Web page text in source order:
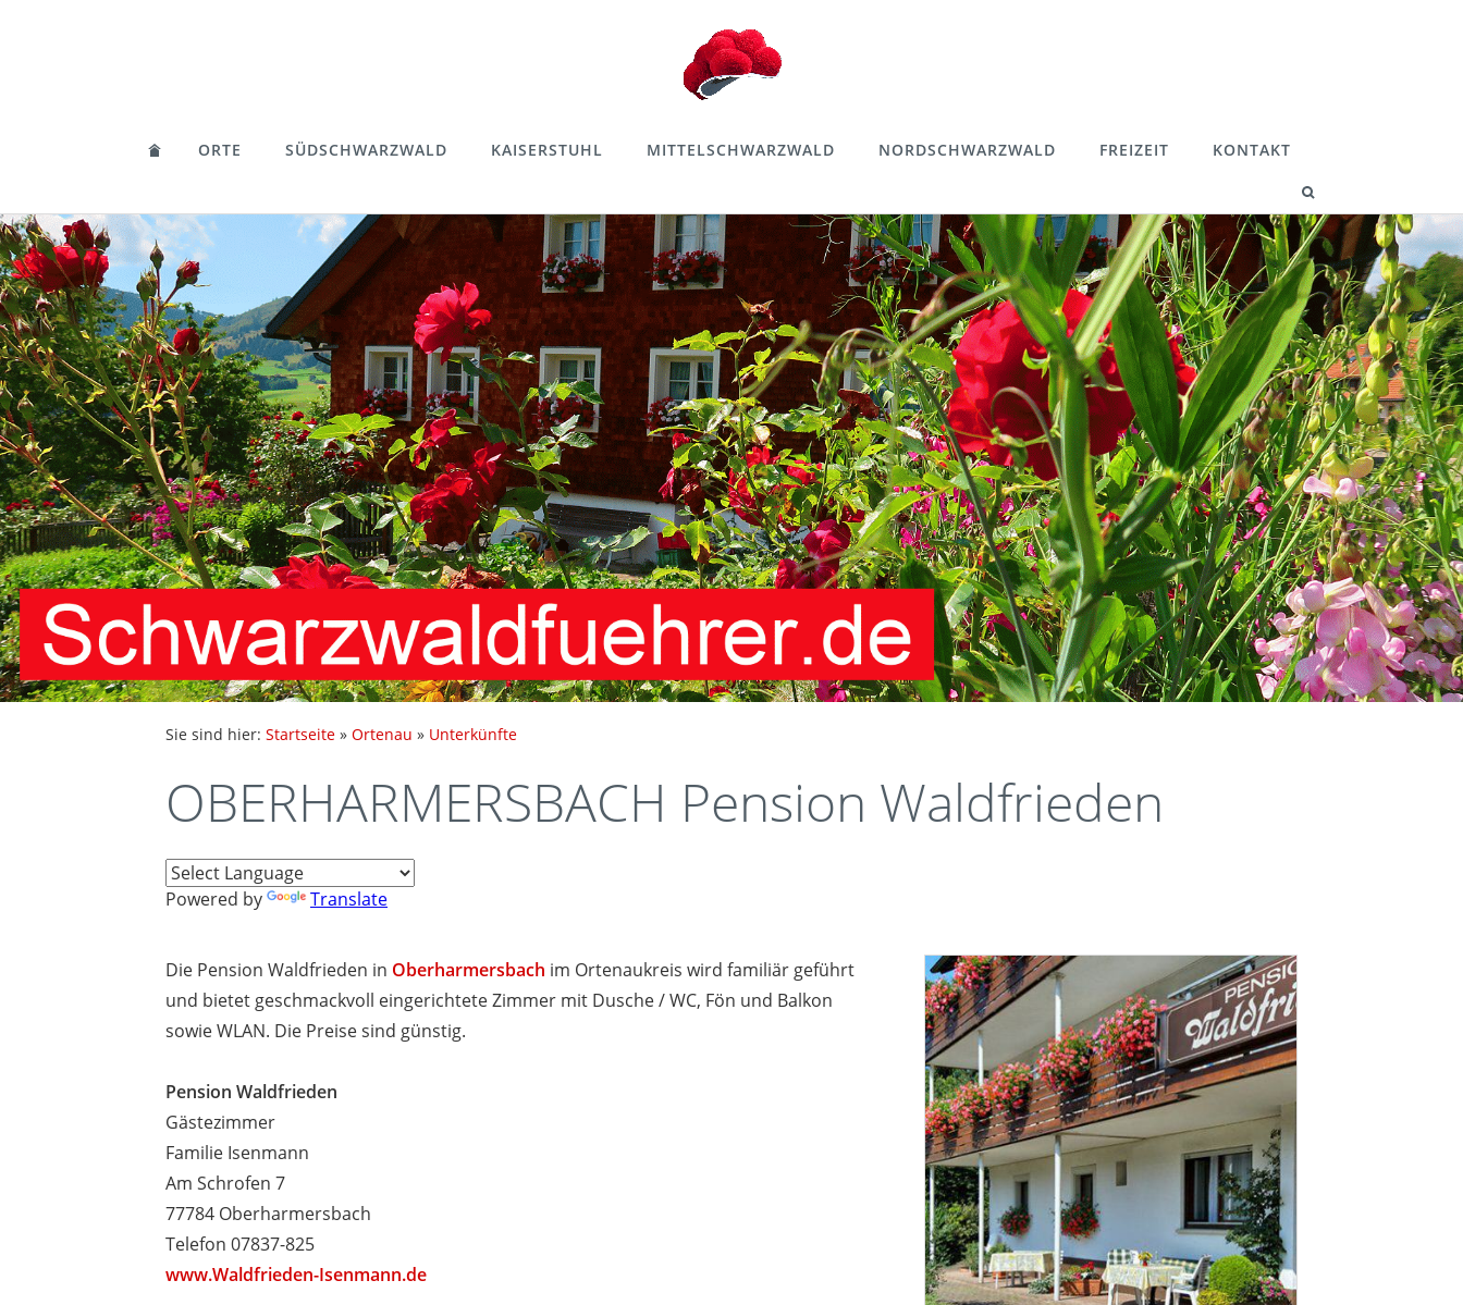
ORTE SÜDSCHWARZWALD KAISERSTUHL MITTELSCHWARZWALD NORDSCHWARZWALD FREIZEIT KONTAKT
Sie sind hier: Startseite » Ortenau » Unterkünfte
OBERHARMERSBACH Pension Waldfrieden
Powered by Translate
Die Pension Waldfrieden in Oberharmersbach im Ortenaukreis wird familiär geführt
und bietet geschmackvoll eingerichtete Zimmer mit Dusche / WC, Fön und Balkon
sowie WLAN. Die Preise sind günstig.
Pension Waldfrieden
Gästezimmer
Familie Isenmann
Am Schrofen 7
77784 Oberharmersbach
Telefon 07837-825
www.Waldfrieden-Isenmann.de